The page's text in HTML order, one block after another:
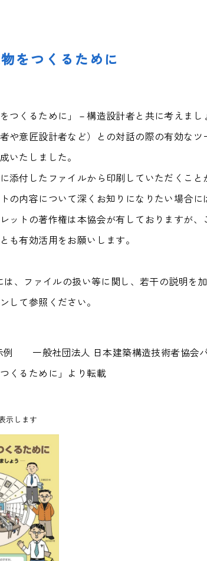
をつくるために
つくるために」－構造設計者と共に考えま
や意匠設計者など）との対話の際の有効な
いたしました。
添付したファイルから印刷していただくこと
の内容について深くお知りになりたい場合に
ットの著作権は本協会が有しておりますが
も有効活用をお願いします。
、ファイルの扱い等に関し、若干の説明を
して参照ください。
例 一般社団法人 日本建築構造技術者協会
くるために」より転載
示します